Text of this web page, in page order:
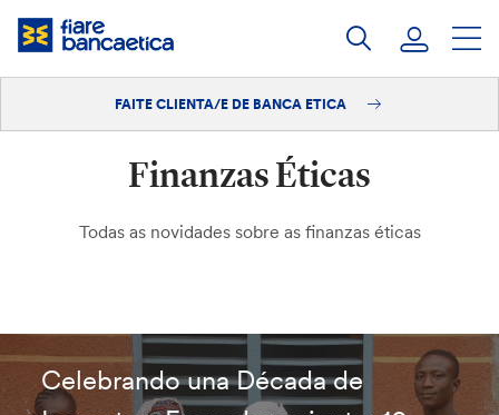
Saltar
FAITE CLIENTA/E DE BANCA ETICA
Finanzas Éticas
Todas as novidades sobre as finanzas éticas
Celebrando una Década de